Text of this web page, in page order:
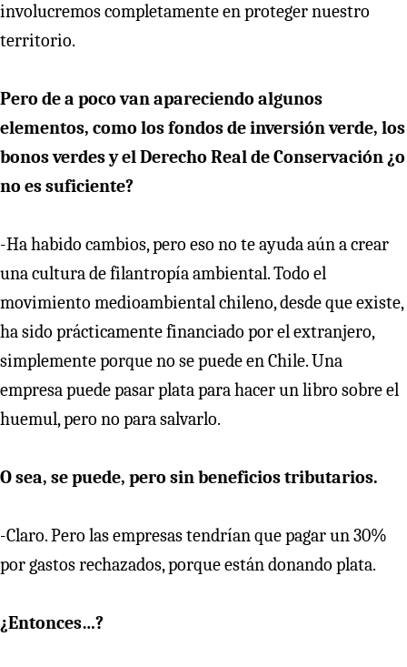
involucremos completamente en proteger nuestro
territorio.
Pero de a poco van apareciendo algunos
elementos, como los fondos de inversión verde, los
bonos verdes y el Derecho Real de Conservación ¿o
no es suficiente?
-Ha habido cambios, pero eso no te ayuda aún a crear
una cultura de filantropía ambiental. Todo el
movimiento medioambiental chileno, desde que existe,
ha sido prácticamente financiado por el extranjero,
simplemente porque no se puede en Chile. Una
empresa puede pasar plata para hacer un libro sobre el
huemul, pero no para salvarlo.
O sea, se puede, pero sin beneficios tributarios.
-Claro. Pero las empresas tendrían que pagar un 30%
por gastos rechazados, porque están donando plata.
¿Entonces…?